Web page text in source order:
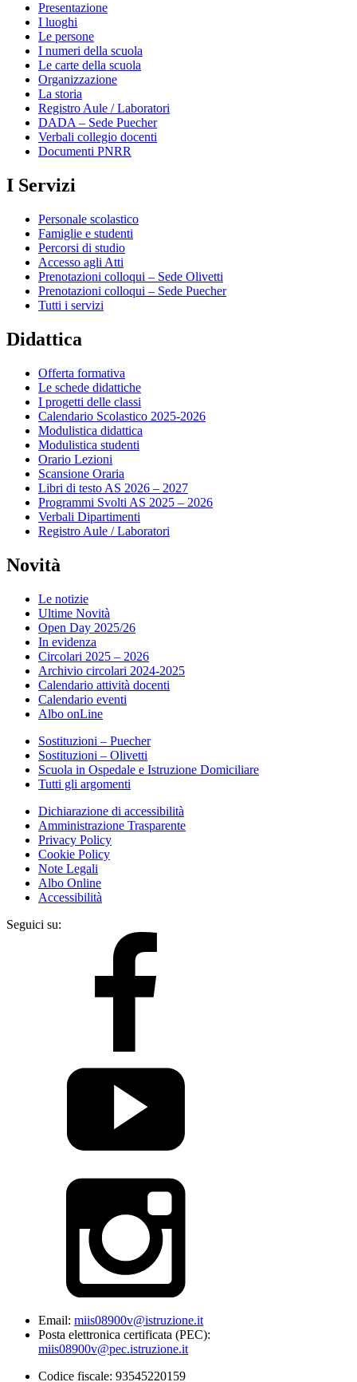
Presentazione
I luoghi
Le persone
I numeri della scuola
Le carte della scuola
Organizzazione
La storia
Registro Aule / Laboratori
DADA – Sede Puecher
Verbali collegio docenti
Documenti PNRR
I Servizi
Personale scolastico
Famiglie e studenti
Percorsi di studio
Accesso agli Atti
Prenotazioni colloqui – Sede Olivetti
Prenotazioni colloqui – Sede Puecher
Tutti i servizi
Didattica
Offerta formativa
Le schede didattiche
I progetti delle classi
Calendario Scolastico 2025-2026
Modulistica didattica
Modulistica studenti
Orario Lezioni
Scansione Oraria
Libri di testo AS 2026 – 2027
Programmi Svolti AS 2025 – 2026
Verbali Dipartimenti
Registro Aule / Laboratori
Novità
Le notizie
Ultime Novità
Open Day 2025/26
In evidenza
Circolari 2025 – 2026
Archivio circolari 2024-2025
Calendario attività docenti
Calendario eventi
Albo onLine
Sostituzioni – Puecher
Sostituzioni – Olivetti
Scuola in Ospedale e Istruzione Domiciliare
Tutti gli argomenti
Dichiarazione di accessibilità
Amministrazione Trasparente
Privacy Policy
Cookie Policy
Note Legali
Albo Online
Accessibilità
Seguici su:
Email: miis08900v@istruzione.it
Posta elettronica certificata (PEC):
miis08900v@pec.istruzione.it
Codice fiscale: 93545220159